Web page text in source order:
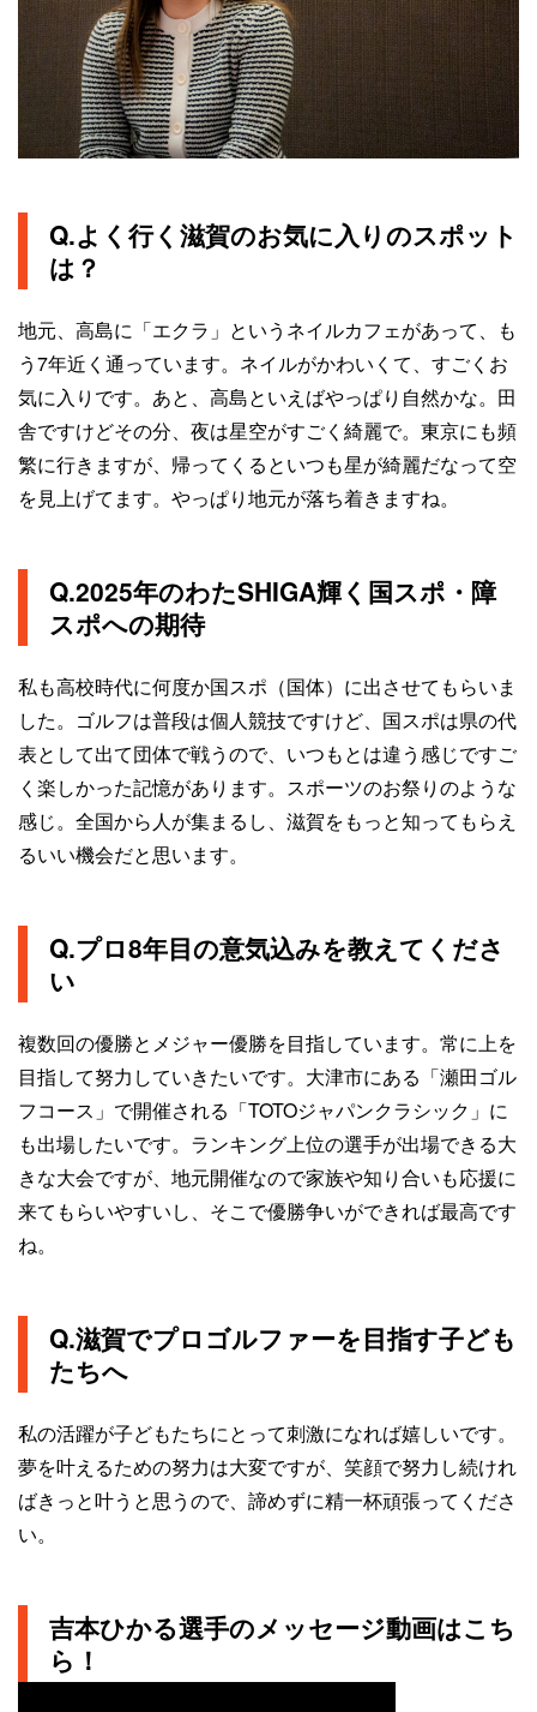
Q.よく行く滋賀のお気に入りのスポット
は？
地元、高島に「エクラ」というネイルカフェがあって、も
う7年近く通っています。ネイルがかわいくて、すごくお
気に入りです。あと、高島といえばやっぱり自然かな。田
舎ですけどその分、夜は星空がすごく綺麗で。東京にも頻
繁に行きますが、帰ってくるといつも星が綺麗だなって空
を見上げてます。やっぱり地元が落ち着きますね。
Q.2025年のわたSHIGA輝く国スポ・障
スポへの期待
私も高校時代に何度か国スポ（国体）に出させてもらいま
した。ゴルフは普段は個人競技ですけど、国スポは県の代
表として出て団体で戦うので、いつもとは違う感じですご
く楽しかった記憶があります。スポーツのお祭りのような
感じ。全国から人が集まるし、滋賀をもっと知ってもらえ
るいい機会だと思います。
Q.プロ8年目の意気込みを教えてくださ
い
複数回の優勝とメジャー優勝を目指しています。常に上を
目指して努力していきたいです。大津市にある「瀬田ゴル
フコース」で開催される「TOTOジャパンクラシック」に
も出場したいです。ランキング上位の選手が出場できる大
きな大会ですが、地元開催なので家族や知り合いも応援に
来てもらいやすいし、そこで優勝争いができれば最高です
ね。
Q.滋賀でプロゴルファーを目指す子ども
たちへ
私の活躍が子どもたちにとって刺激になれば嬉しいです。
夢を叶えるための努力は大変ですが、笑顔で努力し続けれ
ばきっと叶うと思うので、諦めずに精一杯頑張ってくださ
い。
吉本ひかる選手のメッセージ動画はこち
ら！